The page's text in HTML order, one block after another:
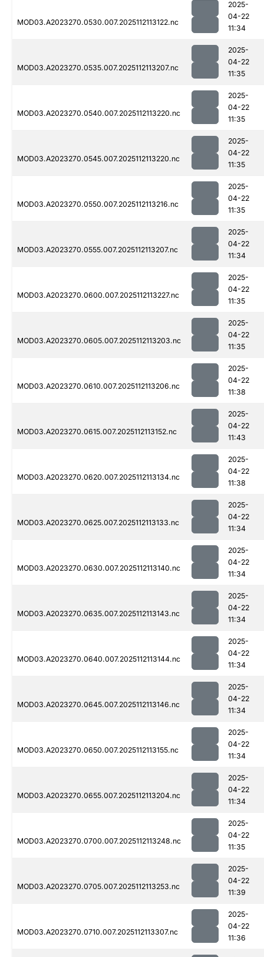
MOD03.A2023270.0530.007.2025112113122.nc
2025-
04-22
11:34
MOD03.A2023270.0535.007.2025112113207.nc
2025-
04-22
11:35
MOD03.A2023270.0540.007.2025112113220.nc
2025-
04-22
11:35
MOD03.A2023270.0545.007.2025112113220.nc
2025-
04-22
11:35
MOD03.A2023270.0550.007.2025112113216.nc
2025-
04-22
11:35
MOD03.A2023270.0555.007.2025112113207.nc
2025-
04-22
11:34
MOD03.A2023270.0600.007.2025112113227.nc
2025-
04-22
11:35
MOD03.A2023270.0605.007.2025112113203.nc
2025-
04-22
11:35
MOD03.A2023270.0610.007.2025112113206.nc
2025-
04-22
11:38
MOD03.A2023270.0615.007.2025112113152.nc
2025-
04-22
11:43
MOD03.A2023270.0620.007.2025112113134.nc
2025-
04-22
11:38
MOD03.A2023270.0625.007.2025112113133.nc
2025-
04-22
11:34
MOD03.A2023270.0630.007.2025112113140.nc
2025-
04-22
11:34
MOD03.A2023270.0635.007.2025112113143.nc
2025-
04-22
11:34
MOD03.A2023270.0640.007.2025112113144.nc
2025-
04-22
11:34
MOD03.A2023270.0645.007.2025112113146.nc
2025-
04-22
11:34
MOD03.A2023270.0650.007.2025112113155.nc
2025-
04-22
11:34
MOD03.A2023270.0655.007.2025112113204.nc
2025-
04-22
11:34
MOD03.A2023270.0700.007.2025112113248.nc
2025-
04-22
11:35
MOD03.A2023270.0705.007.2025112113253.nc
2025-
04-22
11:39
MOD03.A2023270.0710.007.2025112113307.nc
2025-
04-22
11:36